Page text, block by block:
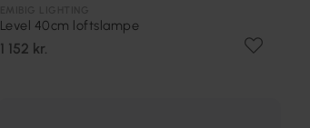
Level 40cm loftslampe
1 152 kr.